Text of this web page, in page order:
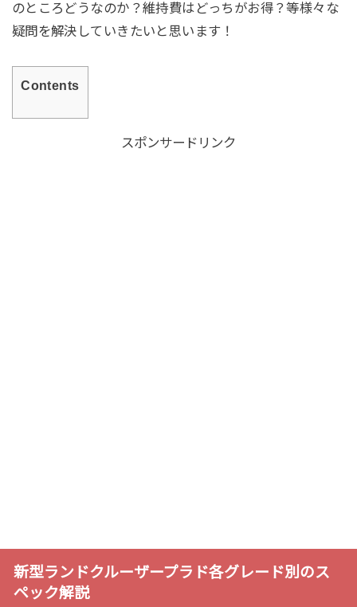
のところどうなのか？維持費はどっちがお得？等様々な
疑問を解決していきたいと思います！
Contents
スポンサードリンク
新型ランドクルーザープラド各グレード別のス
ペック解説